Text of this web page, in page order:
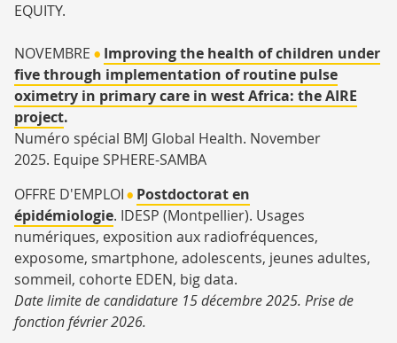
EQUITY.
NOVEMBRE • Improving the health of children under
five through implementation of routine pulse
oximetry in primary care in west Africa: the AIRE
project.
Numéro spécial BMJ Global Health. November
2025. Equipe SPHERE-SAMBA
OFFRE D'EMPLOI • Postdoctorat en
épidémiologie. IDESP (Montpellier). Usages
numériques, exposition aux radiofréquences,
exposome, smartphone, adolescents, jeunes adultes,
sommeil, cohorte EDEN, big data.
Date limite de candidature 15 décembre 2025. Prise de
fonction février 2026.